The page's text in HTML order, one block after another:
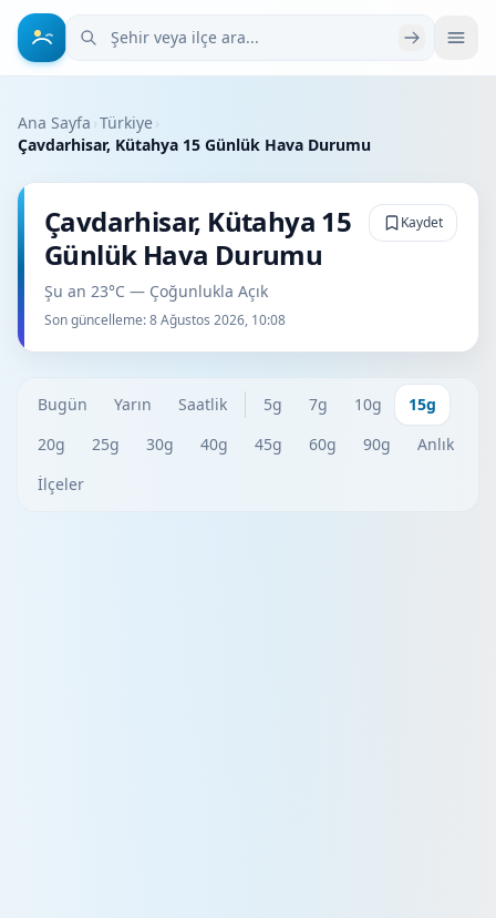
Şehir veya ilçe ara
Ana Sayfa ›Türkiye›
Çavdarhisar, Kütahya 15 Günlük Hava Durumu
Çavdarhisar, Kütahya 15
Günlük Hava Durumu
Şu an 23°C — Çoğunlukla Açık
Son güncelleme:8 Ağustos 2026, 10:08
Kaydet
Bugün Yarın Saatlik 5g 7g 10g
15g
20g
25g 30g 40g 45g 60g 90g
Anlık
İlçeler